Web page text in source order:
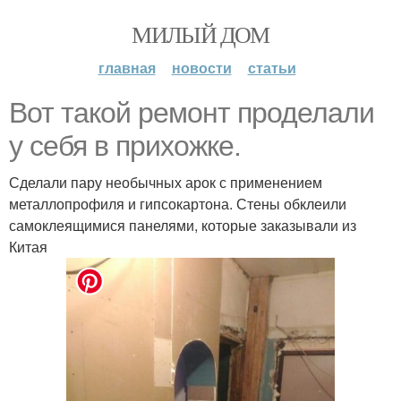
МИЛЫЙ ДОМ
главная новости статьи
Вот такой ремонт проделали
у себя в прихожке.
Сделали пару необычных арок с применением
металлопрофиля и гипсокартона. Стены обклеили
самоклеящимися панелями, которые заказывали из
Китая